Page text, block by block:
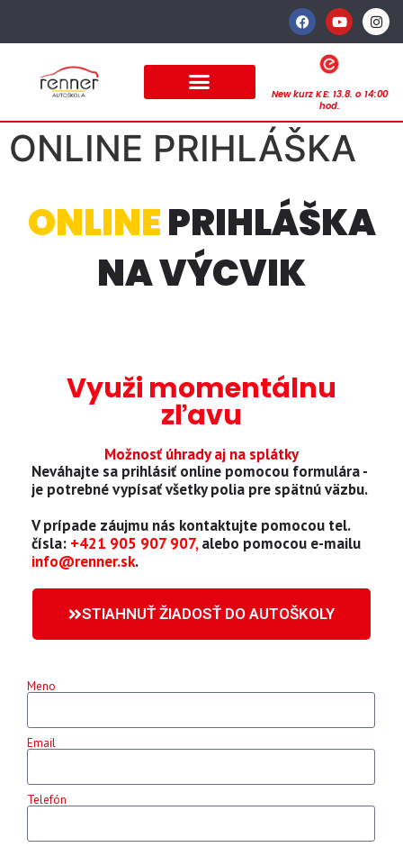
New kurz KE: 13.8. o 14:00
hod.
ONLINE PRIHLÁŠKA
ONLINEPRIHLÁŠKA
NA VÝCVIK
Využi momentálnu
zľavu
Možnosť úhrady aj na splátky
Neváhajte sa prihlásiť online pomocou formulára -
je potrebné vypísať všetky polia pre spätnú väzbu.
V prípade záujmu nás kontaktujte pomocou tel.
čísla: +421 905 907 907,alebo pomocou e-mailu
info@renner.sk.
STIAHNUŤ ŽIADOSŤ DO AUTOŠKOLY
Meno
Email
Telefón